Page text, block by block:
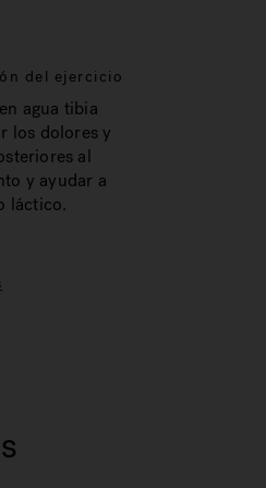
del ejercicio
agua tibia
los dolores y
al
y ayudar a
láctico.